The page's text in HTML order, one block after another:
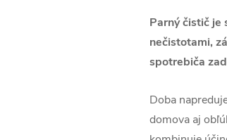
Parný čistič je
nečistotami,
spotrebiča
Doba
domova aj